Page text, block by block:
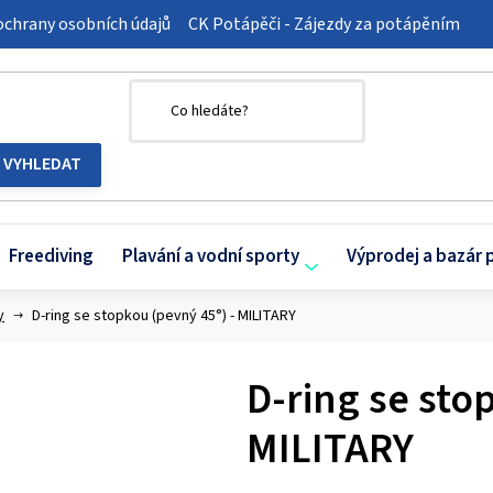
osobních údajů CK Potápěči - Zájezdy za potápěním
Freediving Plavání a vodní sporty Výprodej a bazár
D-ring se stopkou (pevný 45°) - MILITARY
D-ring se
MILITARY